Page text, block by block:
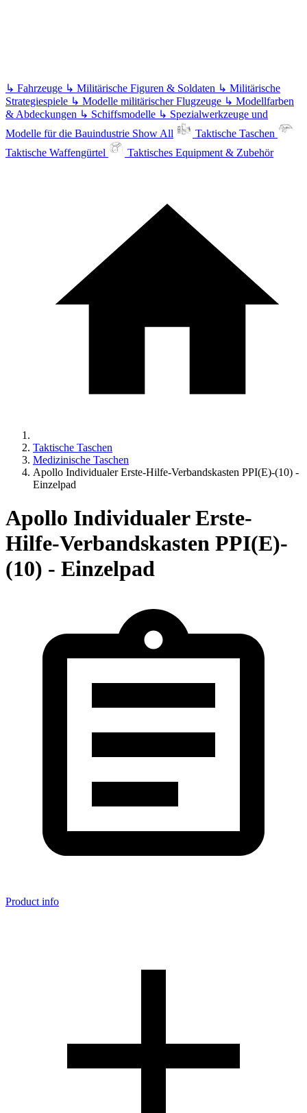
↳ Fahrzeuge ↳ Militärische Figuren & Soldaten ↳ Militärische
Strategiespiele ↳ Modelle militärischer Flugzeuge ↳ Modellfarben
& Abdeckungen ↳ Schiffsmodelle ↳ Spezialwerkzeuge und
Modelle für die Bauindustrie Show All
Taktische Taschen
Taktische Waffengürtel
Taktisches Equipment & Zubehör
Taktische Taschen
Medizinische Taschen
Apollo Individualer Erste-Hilfe-Verbandskasten PPI(E)-(10) -
Einzelpad
Apollo Individualer Erste-
Hilfe-Verbandskasten PPI(E)-
(10) - Einzelpad
Product info